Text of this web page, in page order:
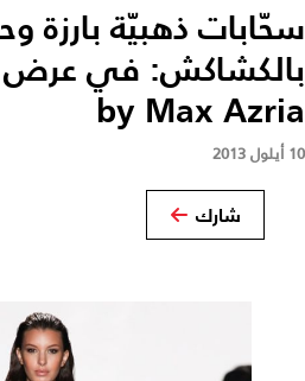
سحّابات ذهبيّة بارزة
by Max Azria
10 أيلول 2013
شارك